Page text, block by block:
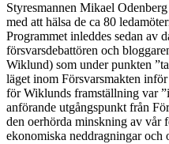
Styresmannen Mikael
med att hälsa de ca 80
Programmet inleddes sedan av
försvarsdebattören och
Wiklund) som under punkten
läget inom Försvarsmakten
för Wiklunds framställning var
anförande utgångspunkt från
den oerhörda minskning av vår
ekonomiska neddragningar